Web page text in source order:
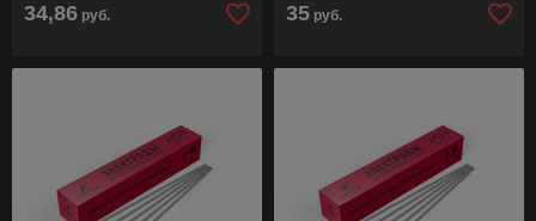
34,86 руб. 35 руб.